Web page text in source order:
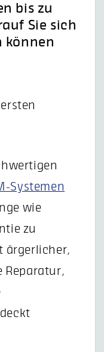
bis zu
Sie sich
können
Systemen
wie
zu
ärgerlicher,
Reparatur,